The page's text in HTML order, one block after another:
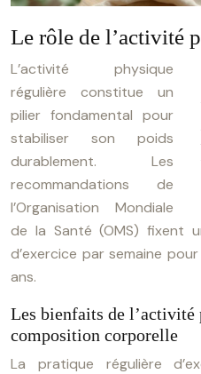
Le rôle de l’activité
L’activité physique
régulière constitue un
pilier fondamental pour
stabiliser son poids
durablement. Les
recommandations de
l’Organisation Mondiale
de la Santé (OMS) fixent
d’exercice par semaine
ans.
Les bienfaits de l’activité
composition corporelle
La pratique régulière